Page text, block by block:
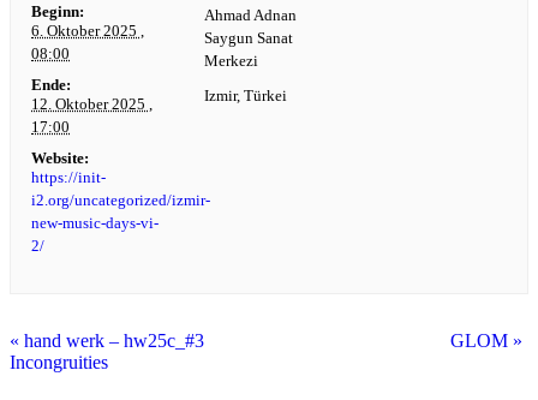
Beginn:
6. Oktober 2025 ,
08:00
Ende:
12. Oktober 2025 ,
17:00
Website:
https://init-
i2.org/uncategorized/izmir-
new-music-days-vi-
2/
Ahmad Adnan
Saygun Sanat
Merkezi
Izmir, Türkei
« hand werk – hw25c_#3
Incongruities
GLOM »